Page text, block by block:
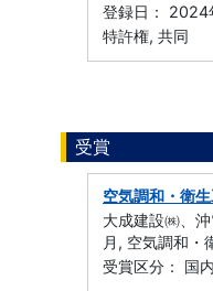
登録日： 2024
特許権, 共同
受賞
空気調和・衛
大成建設㈱、
月, 空気調和・
受賞区分： 国